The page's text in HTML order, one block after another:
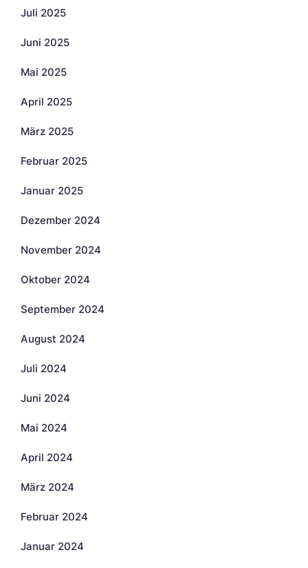
Juli 2025
Juni 2025
Mai 2025
April 2025
März 2025
Februar 2025
Januar 2025
Dezember 2024
November 2024
Oktober 2024
September 2024
August 2024
Juli 2024
Juni 2024
Mai 2024
April 2024
März 2024
Februar 2024
Januar 2024